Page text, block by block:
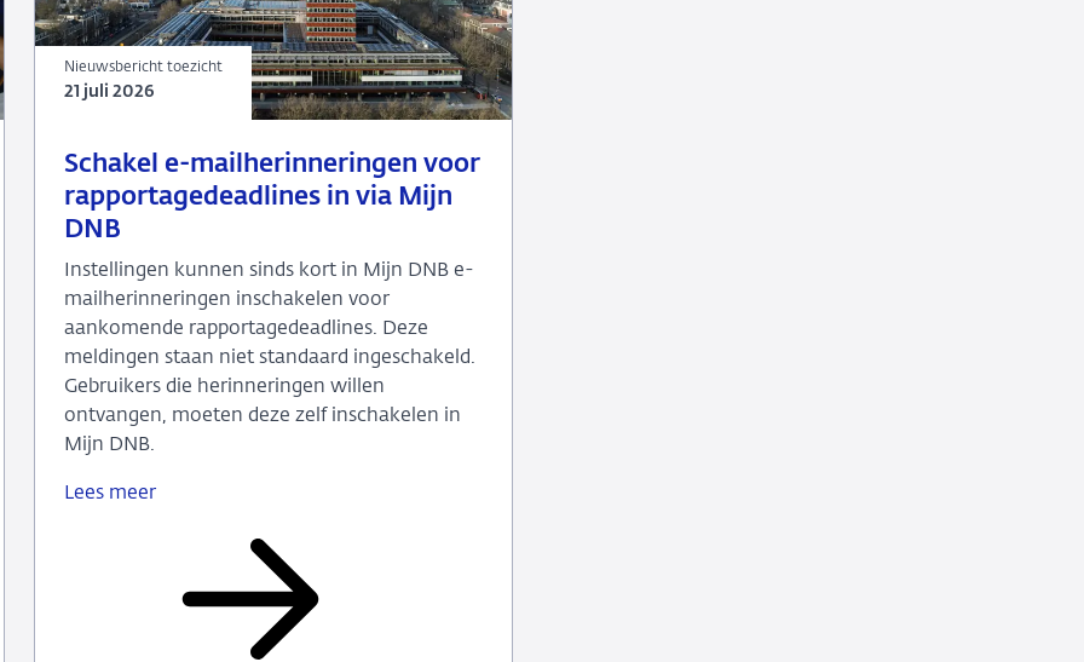
Schakel e-mailherinneringen voor
rapportagedeadlines in via Mijn
DNB
21
2026
Nieuwsbericht
Instellingen kunnen sinds kort in Mijn DNB e-
mailherinneringen inschakelen voor
aankomende rapportagedeadlines. Deze
meldingen staan niet standaard ingeschakeld.
Gebruikers die herinneringen willen
ontvangen, moeten deze zelf inschakelen in
Mijn DNB.
Lees meer
mailherinneringen
rapportagedeadlines
Nieuwsbericht toezicht
21 juli 2026